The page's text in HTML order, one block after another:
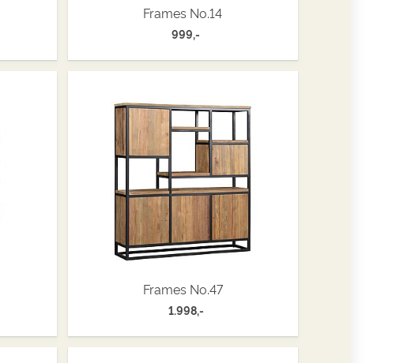
Frames No.14
999,-
Frames No.47
1.998,-